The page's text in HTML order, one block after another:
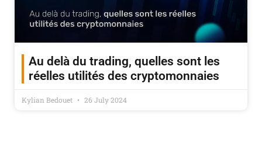
Au delà du trading, quelles sont les
réelles utilités des cryptomonnaies
Kylian Bedouet 26 July 2024